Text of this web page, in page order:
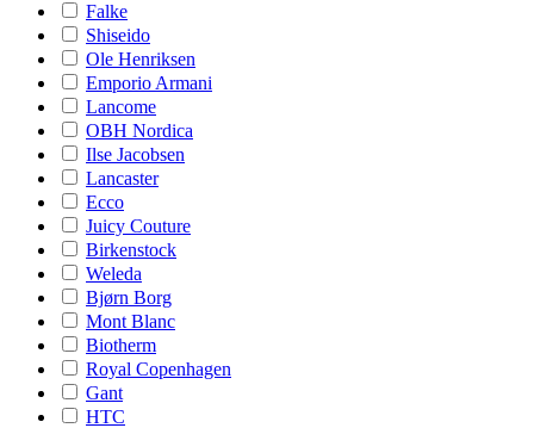
Falke
Shiseido
Ole Henriksen
Emporio Armani
Lancome
OBH Nordica
Ilse Jacobsen
Lancaster
Ecco
Juicy Couture
Birkenstock
Weleda
Bjørn Borg
Mont Blanc
Biotherm
Royal Copenhagen
Gant
HTC